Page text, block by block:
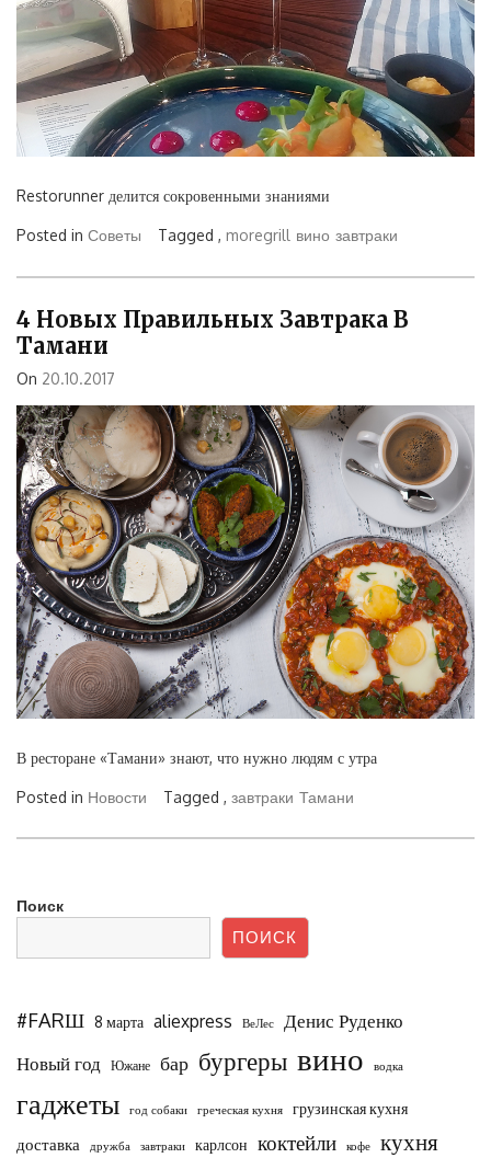
Restorunner делится сокровенными знаниями
Posted in Советы Tagged , moregrill вино завтраки
4 Новых Правильных Завтрака В
Тамани
On 20.10.2017
В ресторане «Тамани» знают, что нужно людям с утра
Posted in Новости Tagged , завтраки Тамани
Поиск
ПОИСК
#FARШ 8 марта aliexpress ВеЛес Денис Руденко
Новый год Южане бар бургеры вино водка
гаджеты год собаки греческая кухня грузинская кухня
доставка дружба завтраки карлсон коктейли кофе кухня